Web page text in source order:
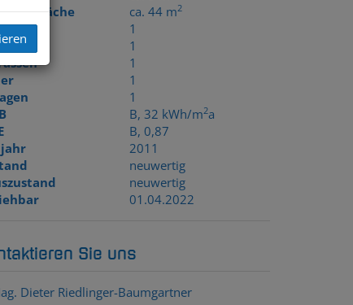
ca. 44 m2
1
1
1
1
1
B, 32 kWh/m2a
B, 0,87
2011
neuwertig
neuwertig
01.04.2022
Sie uns